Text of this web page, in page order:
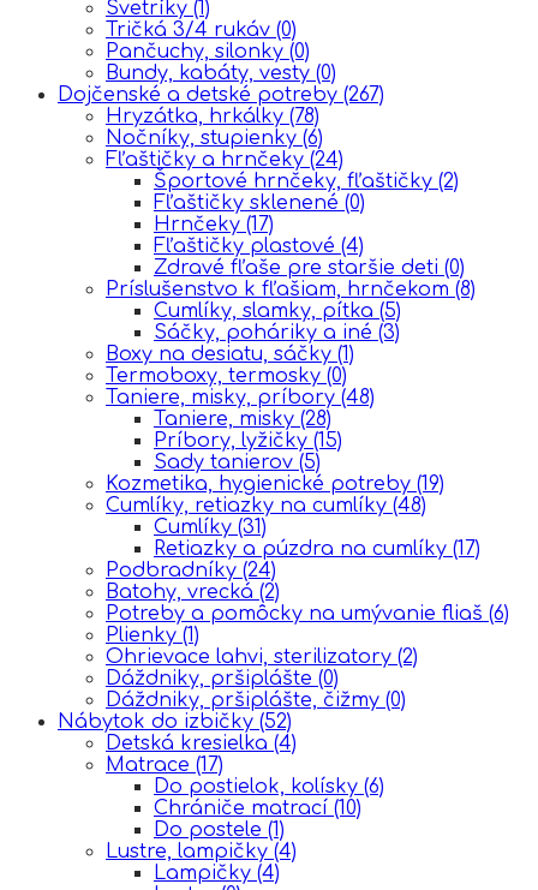
Svetríky (1)
Tričká 3/4 rukáv (0)
Pančuchy, silonky (0)
Bundy, kabáty, vesty (0)
Dojčenské a detské potreby (267)
Hryzátka, hrkálky (78)
Nočníky, stupienky (6)
Fľaštičky a hrnčeky (24)
Športové hrnčeky, fľaštičky (2)
Fľaštičky sklenené (0)
Hrnčeky (17)
Fľaštičky plastové (4)
Zdravé fľaše pre staršie deti (0)
Príslušenstvo k fľašiam, hrnčekom (8)
Cumlíky, slamky, pítka (5)
Sáčky, poháriky a iné (3)
Boxy na desiatu, sáčky (1)
Termoboxy, termosky (0)
Taniere, misky, príbory (48)
Taniere, misky (28)
Príbory, lyžičky (15)
Sady tanierov (5)
Kozmetika, hygienické potreby (19)
Cumlíky, retiazky na cumlíky (48)
Cumlíky (31)
Retiazky a púzdra na cumlíky (17)
Podbradníky (24)
Batohy, vrecká (2)
Potreby a pomôcky na umývanie fliaš (6)
Plienky (1)
Ohrievace lahvi, sterilizatory (2)
Dáždniky, pršiplášte (0)
Dáždniky, pršiplášte, čižmy (0)
Nábytok do izbičky (52)
Detská kresielka (4)
Matrace (17)
Do postielok, kolísky (6)
Chrániče matrací (10)
Do postele (1)
Lustre, lampičky (4)
Lampičky (4)